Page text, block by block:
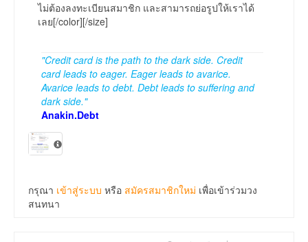
ไม่ต้องลงทะเบียนสมาชิก และสามารถย่อรูปให้เราได้
เลย[/color][/size]
"Credit card is the path to the dark side. Credit
card leads to eager. Eager leads to avarice.
Avarice leads to debt. Debt leads to suffering and
dark side."
Anakin.Debt
กรุณา เข้าสู่ระบบ หรือ สมัครสมาชิกใหม่ เพื่อเข้าร่วมวง
สนทนา